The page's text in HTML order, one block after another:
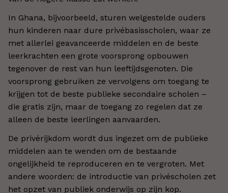
In Ghana, bijvoorbeeld, sturen welgestelde ouders
hun kinderen naar dure privébasisscholen, waar ze
met allerlei geavanceerde middelen en de beste
leerkrachten een grote voorsprong opbouwen
tegenover de rest van hun leeftijdsgenoten. Die
voorsprong gebruiken ze vervolgens om toegang te
krijgen tot de beste publieke secondaire scholen –
die gratis zijn, maar de toegang zo regelen dat ze
alleen de beste leerlingen aanvaarden.
De privérijkdom wordt dus ingezet om de publieke
middelen aan te wenden om de bestaande
ongelijkheid te reproduceren en te vergroten. Met
andere woorden: de introductie van privéscholen zet
het opzet van publiek onderwijs op zijn kop.